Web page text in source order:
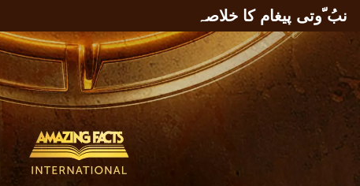
نبُ ّوتی پیغام کا خلاصہ